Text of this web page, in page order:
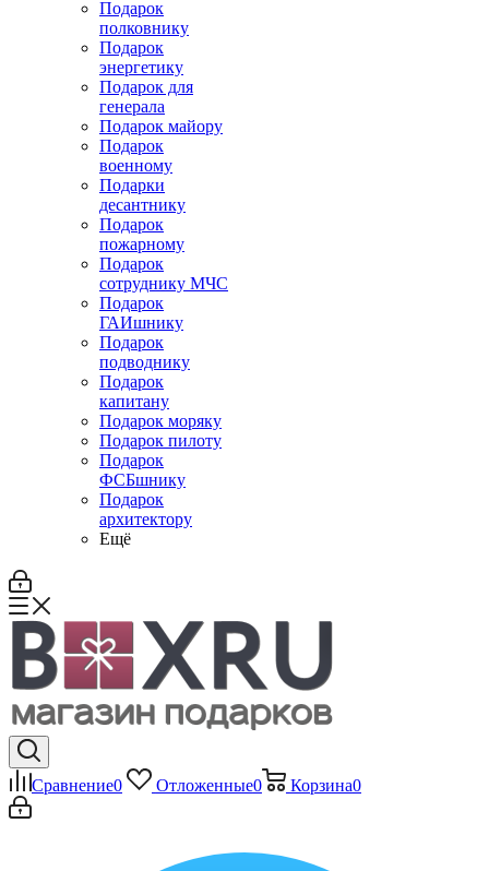
Подарок
полковнику
Подарок
энергетику
Подарок для
генерала
Подарок майору
Подарок
военному
Подарки
десантнику
Подарок
пожарному
Подарок
сотруднику МЧС
Подарок
ГАИшнику
Подарок
подводнику
Подарок
капитану
Подарок моряку
Подарок пилоту
Подарок
ФСБшнику
Подарок
архитектору
Ещё
Сравнение0 Отложенные0 Корзина0